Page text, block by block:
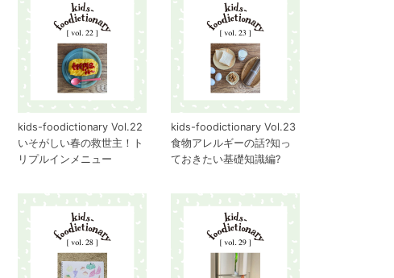
kids-foodictionary Vol.22
いそがしい春の救世主！ト
リプルインメニュー
kids-foodictionary Vol.23
食物アレルギーの話?知っ
ておきたい基礎知識編?